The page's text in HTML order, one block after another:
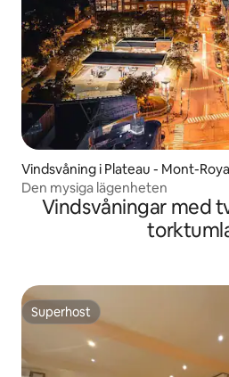
Vindsvåning i Plateau - Mont-
Den mysiga lägenheten
Vindsvåningar med
Superhost
Superhost